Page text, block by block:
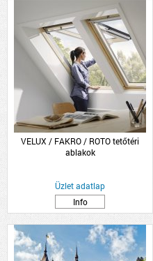
VELUX / FAKRO / ROTO tetőtéri
ablakok
Üzlet adatlap
Info